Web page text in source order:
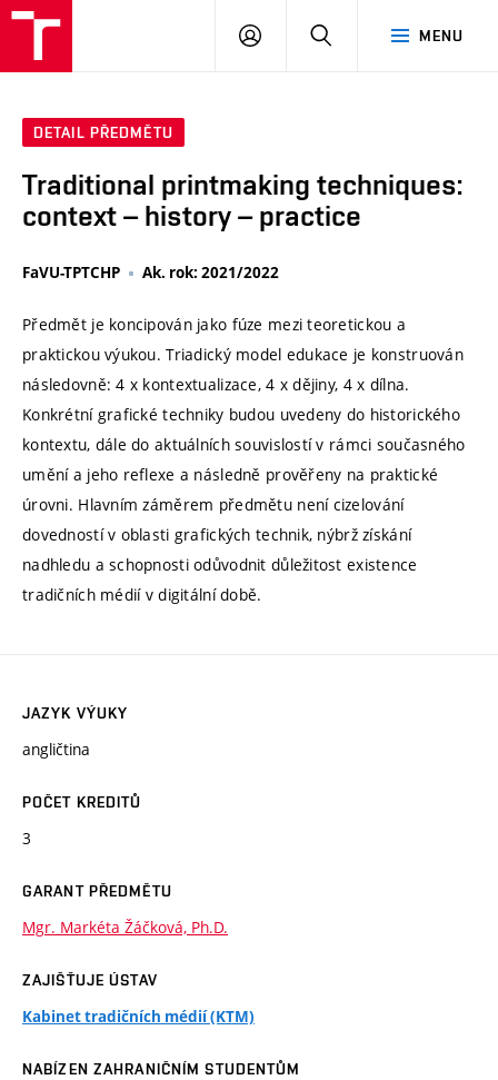
MENU
PŘIHLÁSIT
DETAIL PŘEDMĚTU
Traditional printmaking techniques:
context – history – practice
FaVU-TPTCHP Ak. rok: 2021/2022
Předmět je koncipován jako fúze mezi teoretickou a
praktickou výukou. Triadický model edukace je konstruován
následovně: 4 x kontextualizace, 4 x dějiny, 4 x dílna.
Konkrétní grafické techniky budou uvedeny do historického
kontextu, dále do aktuálních souvislostí v rámci současného
umění a jeho reflexe a následně prověřeny na praktické
úrovni. Hlavním záměrem předmětu není cizelování
dovedností v oblasti grafických technik, nýbrž získání
nadhledu a schopnosti odůvodnit důležitost existence
tradičních médií v digitální době.
JAZYK VÝUKY
angličtina
POČET KREDITŮ
3
GARANT PŘEDMĚTU
Mgr. Markéta Žáčková, Ph.D.
ZAJIŠŤUJE ÚSTAV
Kabinet tradičních médií (KTM)
NABÍZEN ZAHRANIČNÍM STUDENTŮM